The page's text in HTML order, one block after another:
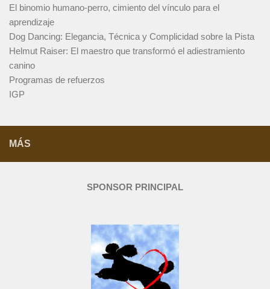
El binomio humano-perro, cimiento del vínculo para el
aprendizaje
Dog Dancing: Elegancia, Técnica y Complicidad sobre la Pista
Helmut Raiser: El maestro que transformó el adiestramiento
canino
Programas de refuerzos
IGP
MÁS
SPONSOR PRINCIPAL